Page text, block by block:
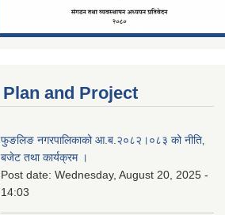
Plan and Project
फुङलिङ नगरपालिकाको आ.ब.२०८२।०८३ को नीति‚
बजेट तथा कार्यक्रम ।
Post date: Wednesday, August 20, 2025 -
14:03